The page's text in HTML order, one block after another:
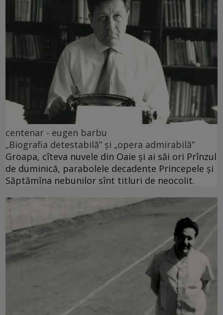
centenar - eugen barbu
„Biografia detestabilă” și „opera admirabilă”
Groapa, cîteva nuvele din Oaie și ai săi ori Prînzul
de duminică, parabolele decadente Princepele și
Săptămîna nebunilor sînt titluri de neocolit.